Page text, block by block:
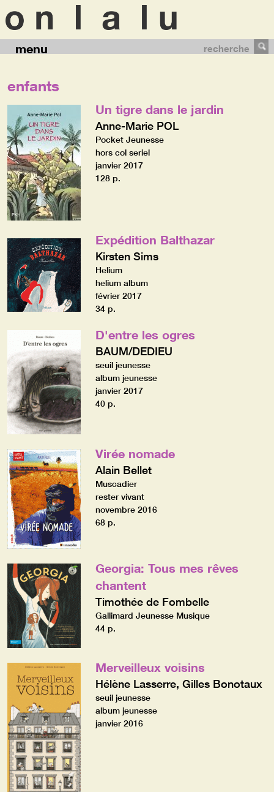
menu recherche
enfants
Un tigre dans le jardin
Anne-Marie POL
Pocket Jeunesse
hors col seriel
janvier 2017
128 p.
Expédition Balthazar
Kirsten Sims
Helium
helium album
février 2017
34 p.
D'entre les ogres
BAUM/DEDIEU
seuil jeunesse
album jeunesse
janvier 2017
40 p.
Virée nomade
Alain Bellet
Muscadier
rester vivant
novembre 2016
68 p.
Georgia: Tous mes rêves
chantent
Timothée de Fombelle
Gallimard Jeunesse Musique
44 p.
Merveilleux voisins
Hélène Lasserre, Gilles Bonotaux
seuil jeunesse
album jeunesse
janvier 2016